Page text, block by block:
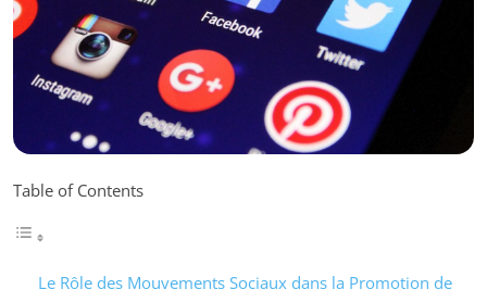
Table of Contents
Le Rôle des Mouvements Sociaux dans la Promotion de